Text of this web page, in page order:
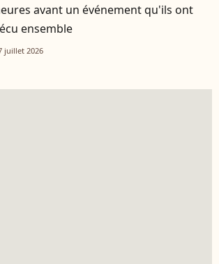
avant un événement qu'ils ont
ensemble
juillet 2026